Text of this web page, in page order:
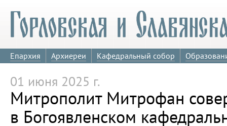
Епархия Архиереи Кафедральный собор
01 июня 2025 г.
Митрополит Митрофан
в Богоявленском